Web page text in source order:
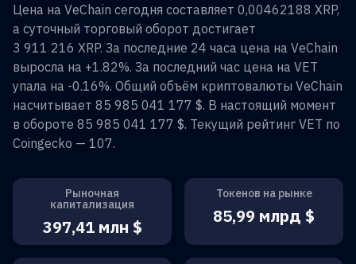
Цена на VeChain сегодня составляет 0,00462188 XRP,
а суточный торговый оборот достигает
3 911 216 XRP. За последние 24 часа цена на VeChain
выросла на +1.82%. За последний час цена на VET
упала на -0.16%. Общий объём криптовалюты VeChain
насчитывает 85 985 041 177 $. В настоящий момент
в обороте 85 985 041 177 $. Текущий рейтинг VET по
Coingecko — 107.
Рыночная
капитализация
397,41 млн $
Токенов на рынке
85,99 млрд $